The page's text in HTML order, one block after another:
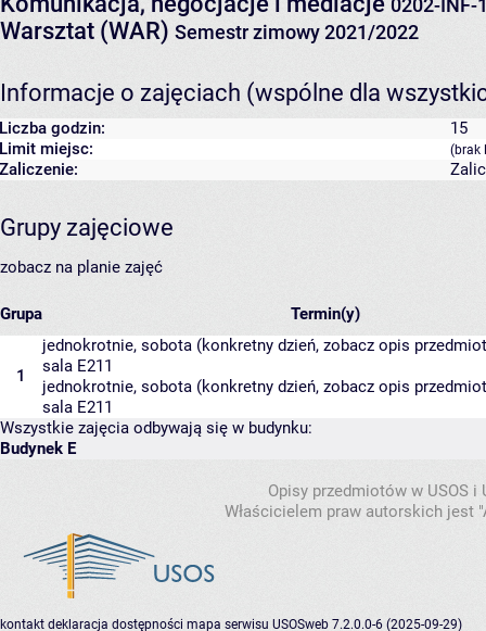
0202-INF-
Warsztat (WAR) Semestr zimowy 2021/2022
Informacje o zajęciach (wspólne dla
Liczba godzin:
15
Limit miejsc:
(brak
Zaliczenie:
Grupy zajęciowe
zobacz na planie zajęć
Grupa Termin(y)
1
jednokrotnie, sobota (konkretny dzień, zobacz opis
sala E211
jednokrotnie, sobota (konkretny dzień, zobacz opis
sala E211
Wszystkie zajęcia odbywają się w budynku:
Budynek E
Opisy przedmiotów w USOS
Właścicielem praw autorskich jest
kontakt deklaracja dostępności mapa serwisu USOSweb 7.2.0.0-6 (2025-09-29)